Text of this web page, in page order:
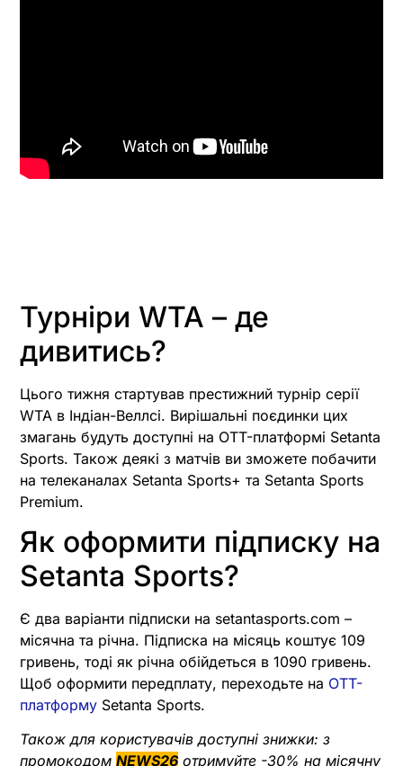
Турніри WTA – де
дивитись?
Цього тижня стартував престижний турнір серії
WTA в Індіан-Веллсі. Вирішальні поєдинки цих
змагань будуть доступні на OTT-платформі Setanta
Sports. Також деякі з матчів ви зможете побачити
на телеканалах Setanta Sports+ та Setanta Sports
Premium.
Як оформити підписку на
Setanta Sports?
Є два варіанти підписки на setantasports.com –
місячна та річна. Підписка на місяць коштує 109
гривень, тоді як річна обійдеться в 1090 гривень.
Щоб оформити передплату, переходьте на OTT-
платформу Setanta Sports.
Також для користувачів доступні знижки: з
промокодом NEWS26отримуйте -30% на місячну